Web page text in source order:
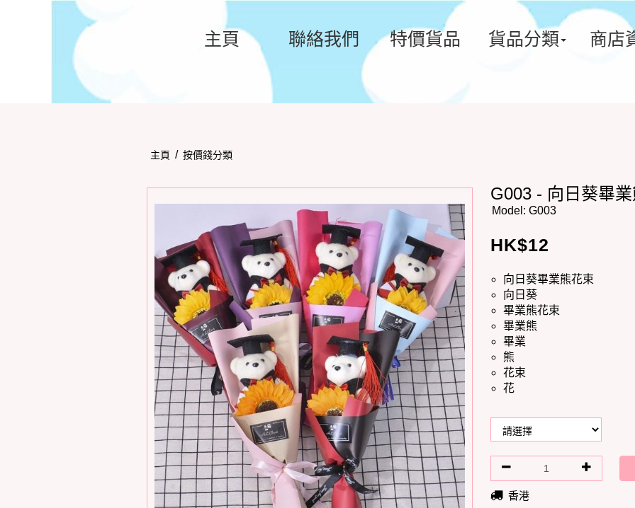
主頁 聯絡我們 特價貨品 貨品分類 商店
主頁 / 按價錢分類
G003 - 向日葵畢
Model: G003
HK$12
向日葵畢業熊花束
向日葵
畢業熊花束
畢業熊
畢業
熊
花束
花
香港